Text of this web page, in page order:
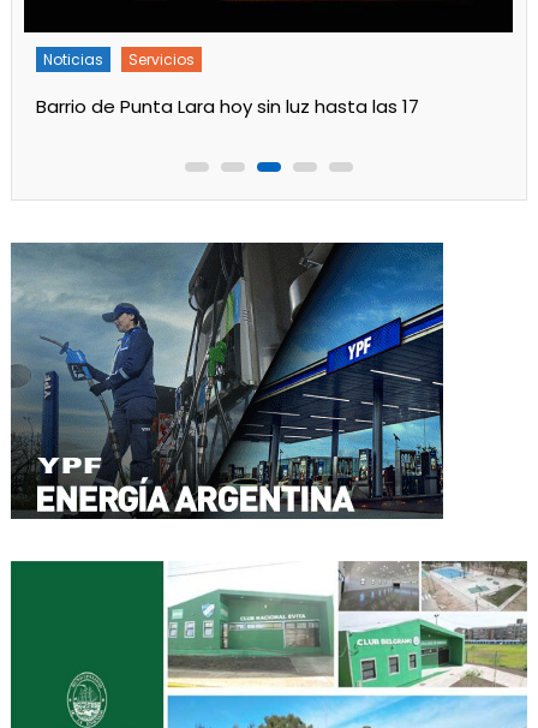
Noticias Servicios
Turnos de Farmacias de Julio 2026 en Ensenada